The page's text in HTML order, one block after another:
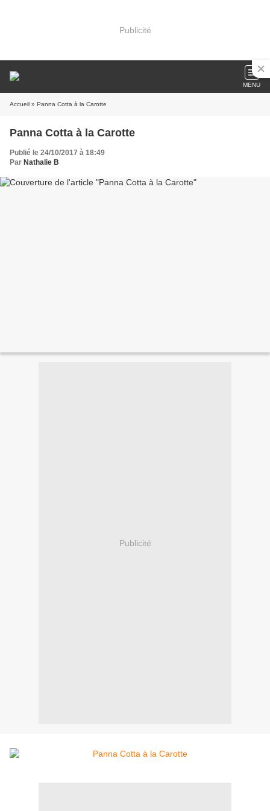
Publicité
MENU
Accueil » Panna Cotta à la Carotte
Panna Cotta à la Carotte
Publié le 24/10/2017 à 18:49
Par Nathalie B
Publicité